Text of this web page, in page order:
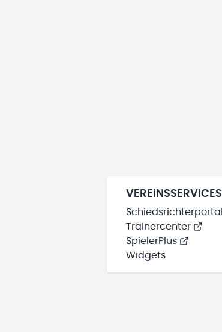
VEREINSSERVICES
Schiedsrichterportal
Trainercenter
SpielerPlus
Widgets